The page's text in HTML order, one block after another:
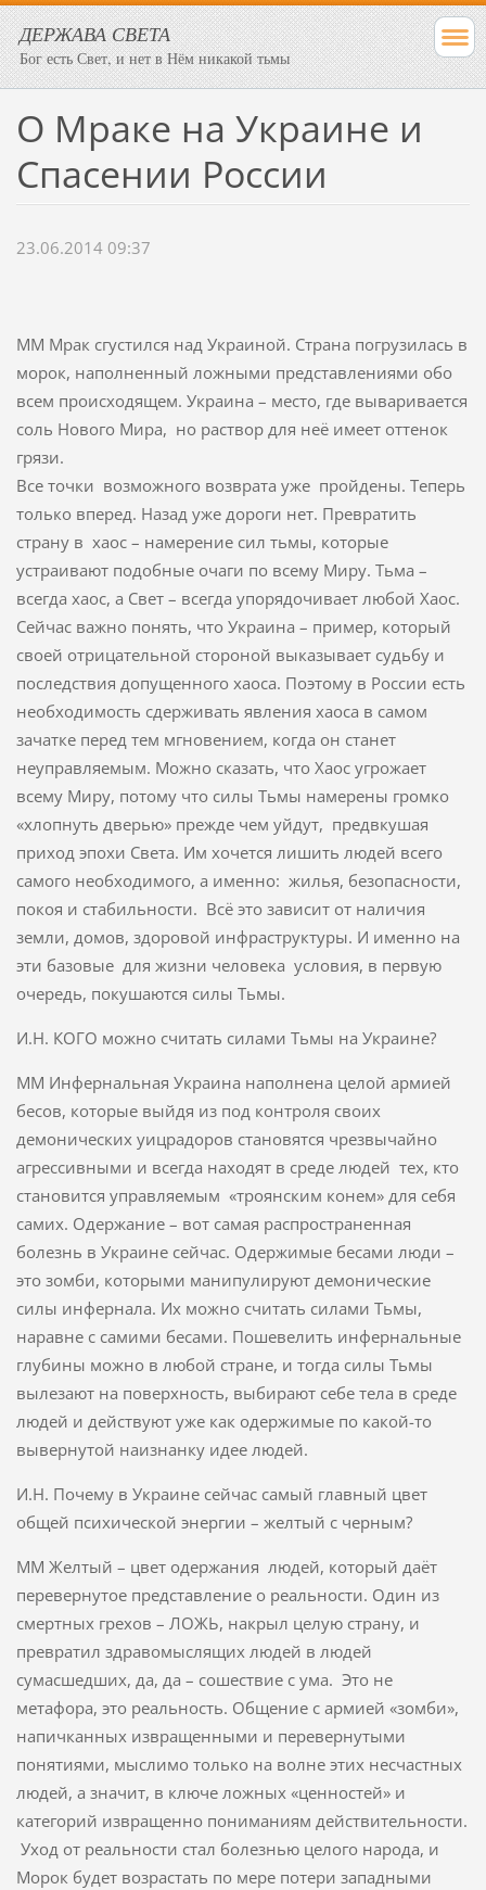
ДЕРЖАВА СВЕТА
Бог есть Свет, и нет в Нём никакой тьмы
О Мраке на Украине и
Спасении России
23.06.2014 09:37
ММ Мрак сгустился над Украиной. Страна погрузилась в
морок, наполненный ложными представлениями обо
всем происходящем. Украина – место, где вываривается
соль Нового Мира, но раствор для неё имеет оттенок
грязи.
Все точки возможного возврата уже пройдены. Теперь
только вперед. Назад уже дороги нет. Превратить
страну в хаос – намерение сил тьмы, которые
устраивают подобные очаги по всему Миру. Тьма –
всегда хаос, а Свет – всегда упорядочивает любой Хаос.
Сейчас важно понять, что Украина – пример, который
своей отрицательной стороной выказывает судьбу и
последствия допущенного хаоса. Поэтому в России есть
необходимость сдерживать явления хаоса в самом
зачатке перед тем мгновением, когда он станет
неуправляемым. Можно сказать, что Хаос угрожает
всему Миру, потому что силы Тьмы намерены громко
«хлопнуть дверью» прежде чем уйдут, предвкушая
приход эпохи Света. Им хочется лишить людей всего
самого необходимого, а именно: жилья, безопасности,
покоя и стабильности. Всё это зависит от наличия
земли, домов, здоровой инфраструктуры. И именно на
эти базовые для жизни человека условия, в первую
очередь, покушаются силы Тьмы.
И.Н. КОГО можно считать силами Тьмы на Украине?
ММ Инфернальная Украина наполнена целой армией
бесов, которые выйдя из под контроля своих
демонических уицрадоров становятся чрезвычайно
агрессивными и всегда находят в среде людей тех, кто
становится управляемым «троянским конем» для себя
самих. Одержание – вот самая распространенная
болезнь в Украине сейчас. Одержимые бесами люди –
это зомби, которыми манипулируют демонические
силы инфернала. Их можно считать силами Тьмы,
наравне с самими бесами. Пошевелить инфернальные
глубины можно в любой стране, и тогда силы Тьмы
вылезают на поверхность, выбирают себе тела в среде
людей и действуют уже как одержимые по какой-то
вывернутой наизнанку идее людей.
И.Н. Почему в Украине сейчас самый главный цвет
общей психической энергии – желтый с черным?
ММ Желтый – цвет одержания людей, который даёт
перевернутое представление о реальности. Один из
смертных грехов – ЛОЖЬ, накрыл целую страну, и
превратил здравомыслящих людей в людей
сумасшедших, да, да – сошествие с ума. Это не
метафора, это реальность. Общение с армией «зомби»,
напичканных извращенными и перевернутыми
понятиями, мыслимо только на волне этих несчастных
людей, а значит, в ключе ложных «ценностей» и
категорий извращенно пониманиям действительности.
Уход от реальности стал болезнью целого народа, и
Морок будет возрастать по мере потери западными